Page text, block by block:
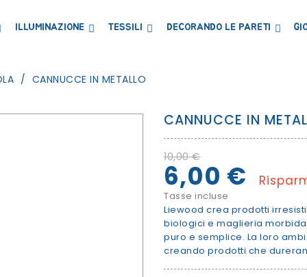
ILLUMINAZIONE TESSILI DECORANDO LE PARETI
CANNUCCE IN METALLO
CANNUCCE IN
10,00 €
6,00 €
Tasse incluse
Liewood crea prodotti
biologici e maglieria
puro e semplice. La loro
creando prodotti che